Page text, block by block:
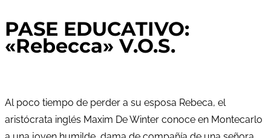
PASE EDUCATIVO:
«Rebecca» V.O.S.
Al poco tiempo de perder a su esposa Rebeca, el
aristócrata inglés Maxim De Winter conoce en Montecarlo